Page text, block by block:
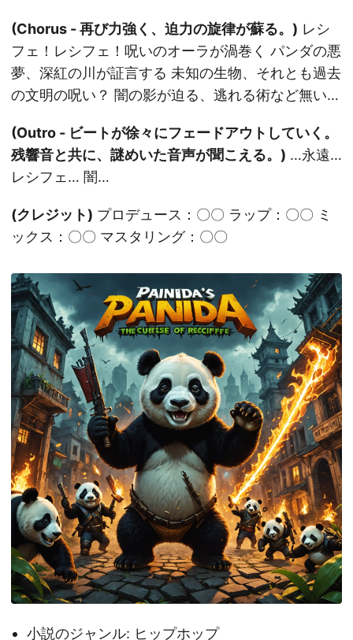
(Chorus - 再び力強く、迫力の旋律が蘇る。) レシ
フェ！レシフェ！呪いのオーラが渦巻く パンダの悪
夢、深紅の川が証言する 未知の生物、それとも過去
の文明の呪い？ 闇の影が迫る、逃れる術など無い…
(Outro - ビートが徐々にフェードアウトしていく。
残響音と共に、謎めいた音声が聞こえる。) …永遠…
レシフェ… 闇…
(クレジット) プロデュース：〇〇 ラップ：〇〇 ミ
ックス：〇〇 マスタリング：〇〇
小説のジャンル: ヒップホップ